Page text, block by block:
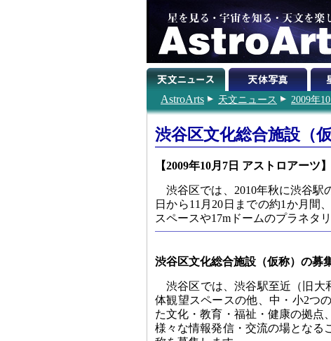
AstroArts 天文ニュース 2009年
渋谷区文化総合施設（
【2009年10月7日 アストロアーツ】
渋谷区では、2010年秋に渋谷駅
日から11月20日までの約1か月間
スペースや17mドームのプラネタ
渋谷区文化総合施設（仮称）の募
渋谷区では、渋谷駅至近（旧大
体観望スペースの他、中・小2つ
た文化・教育・福祉・健康の拠点
様々な情報発信・交流の場となる